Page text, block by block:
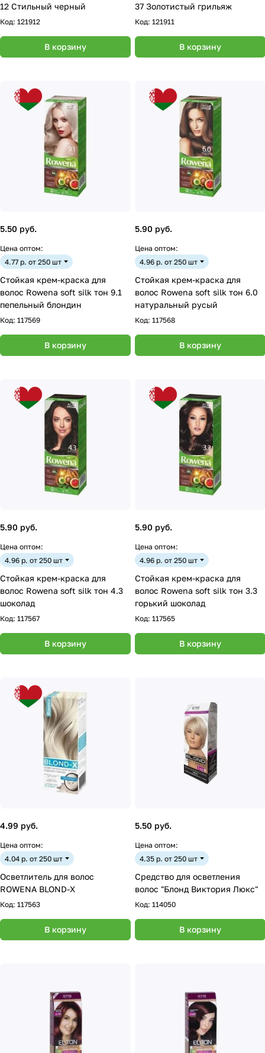
12 Стильный черный
Код: 121912
В корзину
37 Золотистый грильяж
Код: 121911
В корзину
5.50 руб.
Цена оптом:
4.77 р. от 250 шт
Стойкая крем-краска для
волос Rowena soft silk тон 9.1
пепельный блондин
Код: 117569
В корзину
5.90 руб.
Цена оптом:
4.96 р. от 250 шт
Стойкая крем-краска для
волос Rowena soft silk тон 6.0
натуральный русый
Код: 117568
В корзину
5.90 руб.
Цена оптом:
4.96 р. от 250 шт
Стойкая крем-краска для
волос Rowena soft silk тон 4.3
шоколад
Код: 117567
В корзину
5.90 руб.
Цена оптом:
4.96 р. от 250 шт
Стойкая крем-краска для
волос Rowena soft silk тон 3.3
горький шоколад
Код: 117565
В корзину
4.99 руб.
Цена оптом:
4.04 р. от 250 шт
Осветлитель для волос
ROWENA BLOND-X
Код: 117563
В корзину
5.50 руб.
Цена оптом:
4.35 р. от 250 шт
Средство для осветления
волос "Блонд Виктория Люкс"
Код: 114050
В корзину